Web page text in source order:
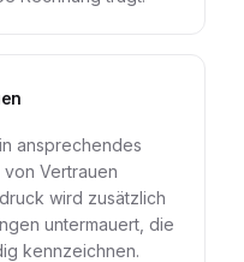
ansprechendes
Vertrauen
wird zusätzlich
untermauert, die
kennzeichnen.